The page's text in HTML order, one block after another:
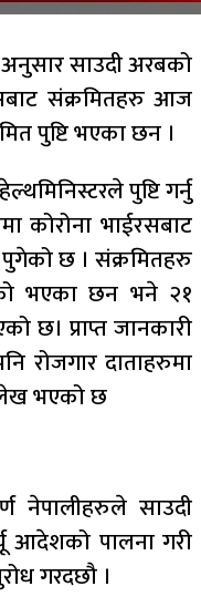
साउदी अरबको
संक्रमितहरु आज
पुष्टि भएका छन ।
पुष्टि गर्नु
कोरोना भाईरसबाट
छ । संक्रमितहरु
भएका छन भने २१
छ। प्राप्त जानकारी
रोजगार दाताहरुमा
भएको छ
नेपालीहरुले साउदी
आदेशको पालना गरी
गरदछौ ।